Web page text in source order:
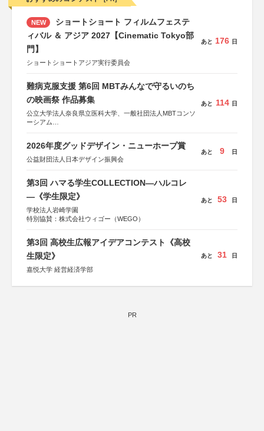
NEW
ショートショート フィルムフェステ
ィバル ＆ アジア 2027【Cinematic Tokyo部
門】
ショートショートアジア実行委員会
あと 176 日
難病克服支援 第6回 MBTみんなで守るいのち
の映画祭 作品募集
公立大学法人奈良県立医科大学、一般社団法人MBTコンソ
ーシアム
協力：読売新聞社
後援：厚生労働省
文部科学省
関西経済連合会
「“よい仕事おこし”フェア」実行委員会
関西文化学術研究都市推進機構
東京難病団体連絡協議会
あと 114 日
2026年度グッドデザイン・ニューホープ賞
公益財団法人日本デザイン振興会
あと 9 日
第3回 ハマる学生COLLECTION―ハルコレ
―《学生限定》
学校法人岩崎学園
特別協賛：株式会社ウィゴー（WEGO）
あと 53 日
第3回 高校生広報アイデアコンテスト《高校
生限定》
嘉悦大学 経営経済学部
あと 31 日
PR